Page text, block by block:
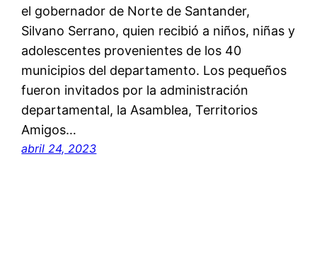
el gobernador de Norte de Santander,
Silvano Serrano, quien recibió a niños, niñas y
adolescentes provenientes de los 40
municipios del departamento. Los pequeños
fueron invitados por la administración
departamental, la Asamblea, Territorios
Amigos…
abril 24, 2023